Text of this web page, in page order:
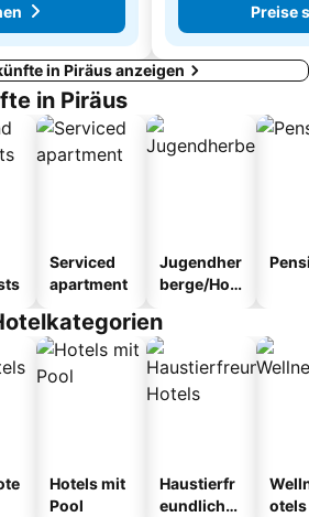
Preise
in Piräus anzeigen
in Piräus
Serviced
apartment
Jugendher
berge/Hos
Hotels mit
Pool
Haustierfr
eundliche
otels